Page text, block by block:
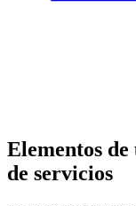
Elementos de
de servicios